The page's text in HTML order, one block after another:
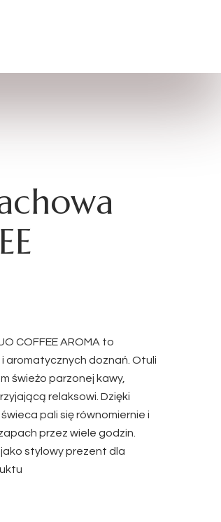
COFFEE AROMA to
aromatycznych doznań. Otuli
świeżo parzonej kawy,
relaksowi. Dzięki
pali się równomiernie i
przez wiele godzin.
stylowy prezent dla